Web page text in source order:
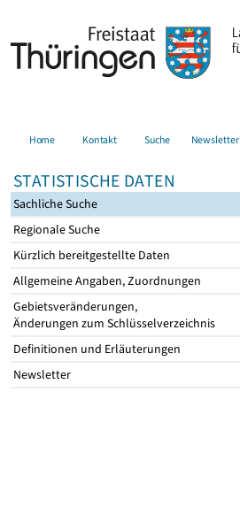
Home Kontakt Suche Newsletter
STATISTISCHE DATEN
Sachliche Suche
Regionale Suche
Kürzlich bereitgestellte Daten
Allgemeine Angaben, Zuordnungen
Gebietsveränderungen,
Änderungen zum Schlüsselverzeichnis
Definitionen und Erläuterungen
Newsletter